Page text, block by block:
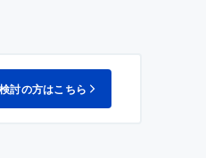
討の方はこちら